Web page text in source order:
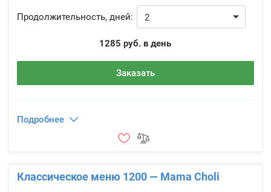
Продолжительность, дней:
1285 руб. в день
Заказать
Подробнее
Классическое меню 1200 — Mama Choli